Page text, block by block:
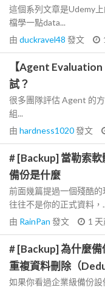
這個系列文章是Udemy
檔學一點data...
由 duckravel48 發文
【Agent
試？
很多團隊評估 Agent 的
組...
由 hardness1020發文
# [Backup] 當勒索
備份是什麼
前面幾篇提過一個殘酷
往往不是你的正式資料，
由 RainPan 發文 1
# [Backup] 為什麼
重複資料刪除（
如果你看過企業級備份